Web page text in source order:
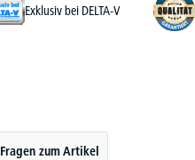
Exklusiv bei DELTA-V
Fragen zum Artikel